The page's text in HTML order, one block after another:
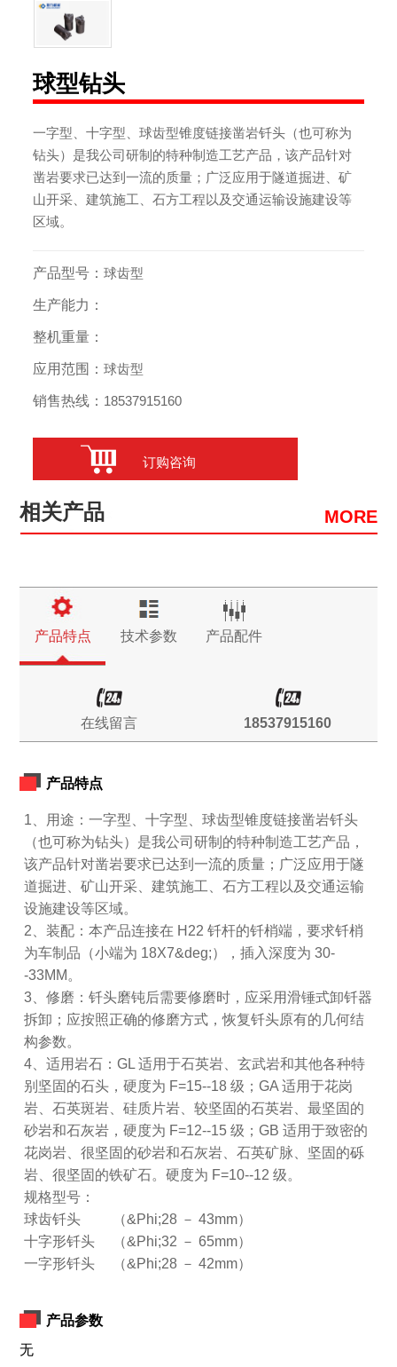
球型钻头
一字型、十字型、球齿型锥度链接凿岩钎头（也可称为
钻头）是我公司研制的特种制造工艺产品，该产品针对
凿岩要求已达到一流的质量；广泛应用于隧道掘进、矿
山开采、建筑施工、石方工程以及交通运输设施建设等
区域。
产品型号：球齿型
生产能力：
整机重量：
应用范围：球齿型
销售热线： 18537915160
订购咨询
相关产品 MORE
产品特点 技术参数 产品配件
在线留言 18537915160
产品特点
1、用途：一字型、十字型、球齿型锥度链接凿岩钎头
（也可称为钻头）是我公司研制的特种制造工艺产品，
该产品针对凿岩要求已达到一流的质量；广泛应用于隧
道掘进、矿山开采、建筑施工、石方工程以及交通运输
设施建设等区域。
2、装配：本产品连接在 H22 钎杆的钎梢端，要求钎梢
为车制品（小端为 18X7&deg;），插入深度为 30-
-33MM。
3、修磨：钎头磨钝后需要修磨时，应采用滑锤式卸钎器
拆卸；应按照正确的修磨方式，恢复钎头原有的几何结
构参数。
4、适用岩石：GL 适用于石英岩、玄武岩和其他各种特
别坚固的石头，硬度为 F=15--18 级；GA 适用于花岗
岩、石英斑岩、硅质片岩、较坚固的石英岩、最坚固的
砂岩和石灰岩，硬度为 F=12--15 级；GB 适用于致密的
花岗岩、很坚固的砂岩和石灰岩、石英矿脉、坚固的砾
岩、很坚固的铁矿石。硬度为 F=10--12 级。
规格型号：
球齿钎头 （&Phi;28 － 43mm）
十字形钎头 （&Phi;32 － 65mm）
一字形钎头 （&Phi;28 － 42mm）
产品参数
无